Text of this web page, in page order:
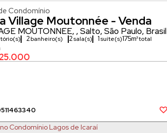
Village Moutonnée - Venda
Condomínio
1463340
MOUTONNÉE , Salto, São Paulo, Brasil
2banheiro(s) 2 sala(s) 1suíte(s)175m²